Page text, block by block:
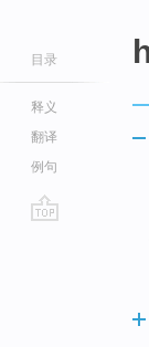
目录
释义
翻译
例句